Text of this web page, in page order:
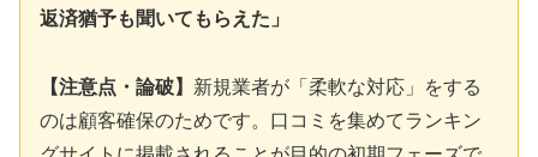
返済猶予も聞いてもらえた」
【注意点・論破】 新規業者が「柔軟な対応」をする
のは顧客確保のためです。口コミを集めてランキン